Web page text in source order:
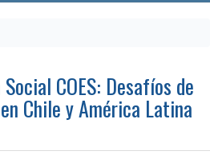
COES: Desafíos de
Chile y América Latina